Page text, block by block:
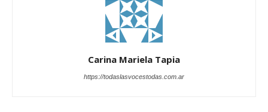
Carina Mariela Tapia
https://todaslasvocestodas.com.ar